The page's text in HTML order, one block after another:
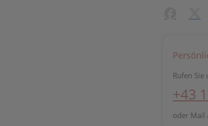
Rufen Sie
+43
oder Mail